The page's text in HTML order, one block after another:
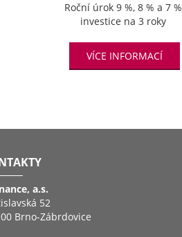
Roční úrok 9 %, 8 % a 7 %
investice na 3 roky
VÍCE INFORMACÍ
a.s.
52
Brno-Zábrdovice